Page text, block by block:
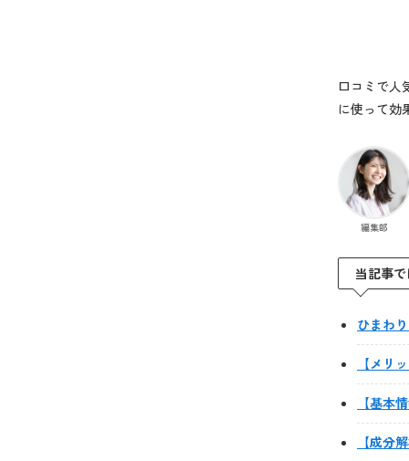
口コミで人
に使って効
編集部
当記事
ひまわ
【メリ
【基本
【成分